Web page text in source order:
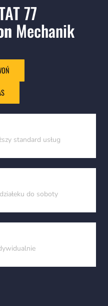
77
Mechanik
standard usług
do soboty